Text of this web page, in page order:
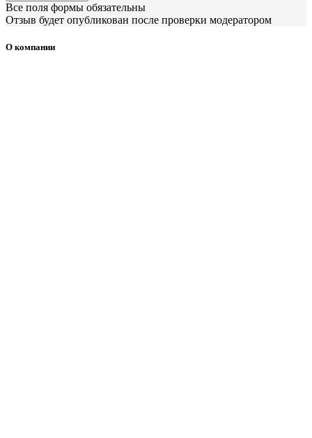
Все поля формы обязательны
Отзыв будет опубликован после проверки модератором
О компании